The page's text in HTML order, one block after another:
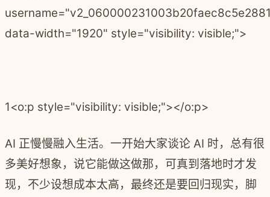
data-width="1920" style="visibility: visible;">
1<o:p style="visibility: visible;"></o:p>
AI 正慢慢融入生活。一开始大家谈论 AI 时，总有很
多美好想象，说它能做这做那，可真到落地时才发
现，不少设想成本太高，最终还是要回归现实，脚